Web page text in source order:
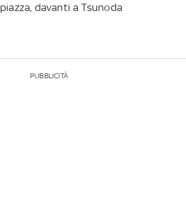
davanti a Tsunoda
PUBBLICITÀ